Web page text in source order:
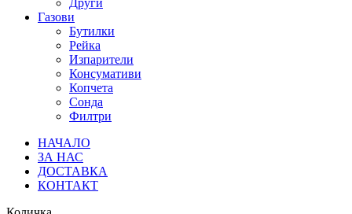
Други
Газови
Бутилки
Рейка
Изпарители
Консумативи
Копчета
Сонда
Филтри
НАЧАЛО
ЗА НАС
ДОСТАВКА
КОНТАКТ